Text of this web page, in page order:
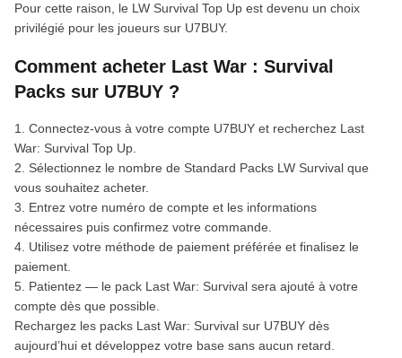
Pour cette raison, le LW Survival Top Up est devenu un choix
privilégié pour les joueurs sur U7BUY.
Comment acheter Last War : Survival
Packs sur U7BUY ?
1. Connectez-vous à votre compte U7BUY et recherchez Last
War: Survival Top Up.
2. Sélectionnez le nombre de Standard Packs LW Survival que
vous souhaitez acheter.
3. Entrez votre numéro de compte et les informations
nécessaires puis confirmez votre commande.
4. Utilisez votre méthode de paiement préférée et finalisez le
paiement.
5. Patientez — le pack Last War: Survival sera ajouté à votre
compte dès que possible.
Rechargez les packs Last War: Survival sur U7BUY dès
aujourd’hui et développez votre base sans aucun retard.